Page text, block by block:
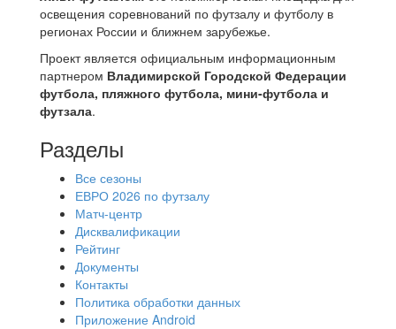
освещения соревнований по футзалу и футболу в
регионах России и ближнем зарубежье.
Проект является официальным информационным
партнером Владимирской Городской Федерации
футбола, пляжного футбола, мини-футбола и
футзала.
Разделы
Все сезоны
ЕВРО 2026 по футзалу
Матч-центр
Дисквалификации
Рейтинг
Документы
Контакты
Политика обработки данных
Приложение Android